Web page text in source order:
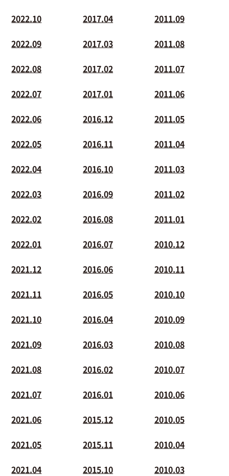
2022.10
2022.09
2022.08
2022.07
2022.06
2022.05
2022.04
2022.03
2022.02
2022.01
2021.12
2021.11
2021.10
2021.09
2021.08
2021.07
2021.06
2021.05
2021.04
2017.04
2017.03
2017.02
2017.01
2016.12
2016.11
2016.10
2016.09
2016.08
2016.07
2016.06
2016.05
2016.04
2016.03
2016.02
2016.01
2015.12
2015.11
2015.10
2011.09
2011.08
2011.07
2011.06
2011.05
2011.04
2011.03
2011.02
2011.01
2010.12
2010.11
2010.10
2010.09
2010.08
2010.07
2010.06
2010.05
2010.04
2010.03